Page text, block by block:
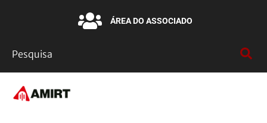
ÁREA DO ASSOCIADO